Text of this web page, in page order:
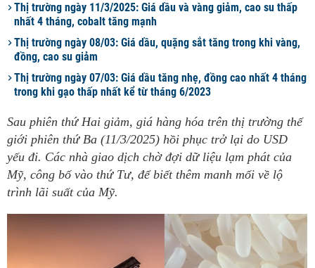
Thị trường ngày 11/3/2025: Giá dầu và vàng giảm, cao su thấp
nhất 4 tháng, cobalt tăng mạnh
Thị trường ngày 08/03: Giá dầu, quặng sắt tăng trong khi vàng,
đồng, cao su giảm
Thị trường ngày 07/03: Giá dầu tăng nhẹ, đồng cao nhất 4 tháng
trong khi gạo thấp nhất kể từ tháng 6/2023
Sau phiên thứ Hai giảm, giá hàng hóa trên thị trường thế
giới phiên thứ Ba (11/3/2025) hồi phục trở lại do USD
yếu đi. Các nhà giao dịch chờ đợi dữ liệu lạm phát của
Mỹ, công bố vào thứ Tư, để biết thêm manh mối về lộ
trình lãi suất của Mỹ.